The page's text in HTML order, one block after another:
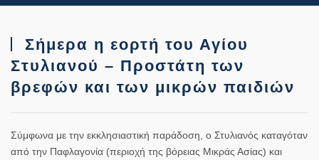
Σήμερα η εορτή του Αγίου
Στυλιανού – Προστάτη των
βρεφών και των μικρών παιδιών
Σύμφωνα με την εκκλησιαστική παράδοση, ο Στυλιανός καταγόταν
από την Παφλαγονία (περιοχή της βόρειας Μικράς Ασίας) και